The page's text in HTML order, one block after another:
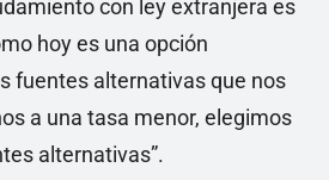
con ley extranjera es
hoy es una opción
fuentes alternativas que nos
a una tasa menor, elegimos
alternativas”.